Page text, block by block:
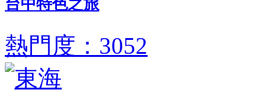
台中特色之旅
熱門度：3052